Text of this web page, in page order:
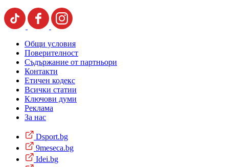
Общи условия
Поверителност
Съдържание от партньори
Контакти
Етичен кодекс
Всички статии
Ключови думи
Реклама
За нас
Dsport.bg
9meseca.bg
Idei.bg